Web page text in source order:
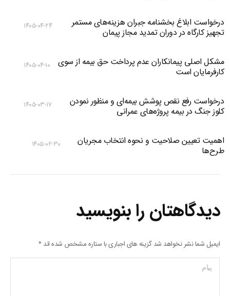
درخواست ابلاغ بخشنامه جبران هزینه‌های مستمر
تجهیز کارگاه در دوران تمدید مجاز پیمان
۱۴۰۵-۰۴-۲۴
مشکل اصلی پیمانکاران عدم پرداخت حق بیمه از سوی
کارفرمایان است
۱۴۰۵-۰۴-۱۰
درخواست رفع نقص پوشش بیمه‌ای و منظور نمودن
کلوز جنگ در بیمه پروژه‌های عمرانی
۱۴۰۵-۰۳-۱۷
اهمیت تعیین صلاحیت و نحوه انتخاب مجریان
طرح‌ها
۱۴۰۵-۰۲-۳۰
دیدگاهتان را بنویسید
ایمیل شما نشر نخواهد شد گزینه های اجباری با ستاره مشخص شده اند*
پیام